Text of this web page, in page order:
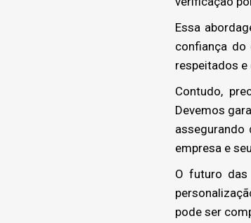
Essa
confiança do
respeitados
Contudo,
Devemos
empresa e
O futuro das
pode ser